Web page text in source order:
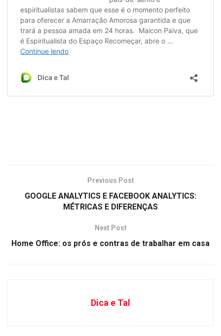
Previous Post
GOOGLE ANALYTICS E FACEBOOK ANALYTICS:
MÉTRICAS E DIFERENÇAS
Next Post
Home Office: os prós e contras de trabalhar em casa
Dica e Tal